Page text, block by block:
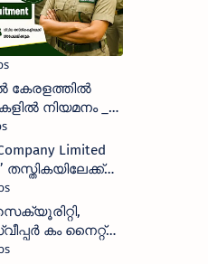
കേരളത്തിൽ
നിയമനം _
Recruitment |
Limited
തസ്തികയിലേക്ക്
കം നൈറ്റ്
നിരവധി